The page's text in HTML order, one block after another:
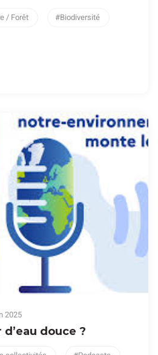
/ Forêt Biodiversité
2025
douce ?